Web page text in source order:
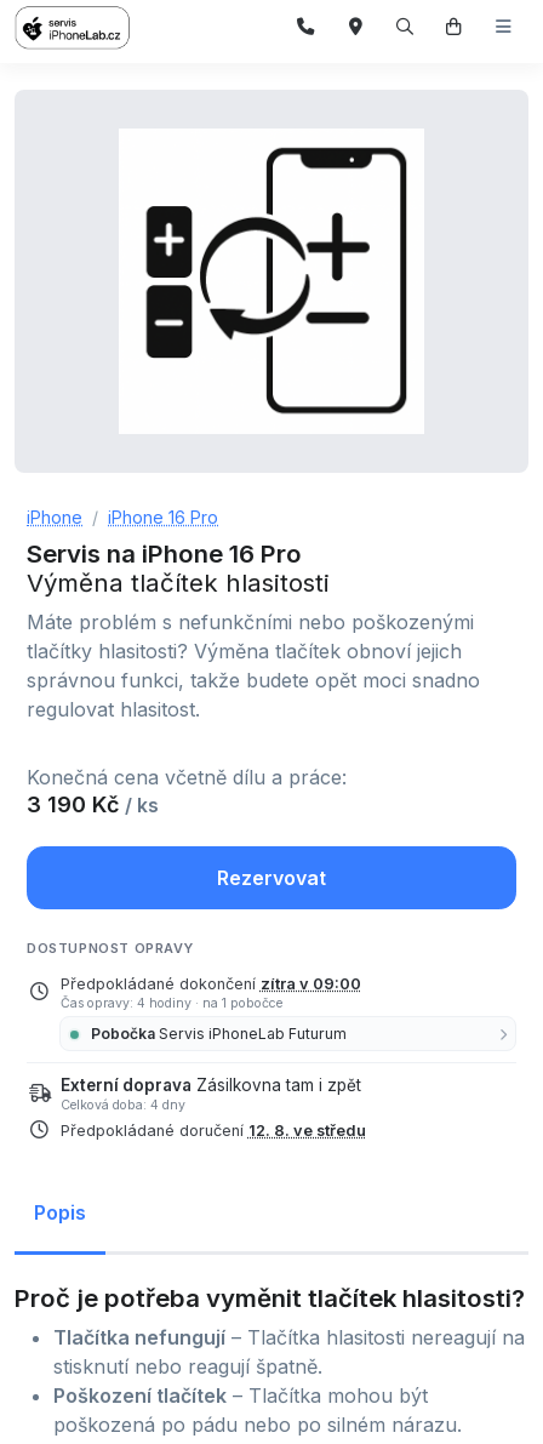
iPhone iPhone 16 Pro
Servis na iPhone 16 Pro
Výměna tlačítek hlasitosti
Máte problém s nefunkčními nebo poškozenými
tlačítky hlasitosti? Výměna tlačítek obnoví jejich
správnou funkci, takže budete opět moci snadno
regulovat hlasitost.
Konečná cena včetně dílu a práce:
3 190 Kč / ks
Rezervovat
DOSTUPNOST OPRAVY
Předpokládané dokončení zítra v 09:00
Čas opravy: 4 hodiny · na 1 pobočce
Pobočka Servis iPhoneLab Futurum
Externí doprava Zásilkovna tam i zpět
Celková doba: 4 dny
Předpokládané doručení 12. 8. ve středu
Popis
Proč je potřeba vyměnit tlačítek hlasitosti?
Tlačítka nefungují – Tlačítka hlasitosti nereagují na
stisknutí nebo reagují špatně.
Poškození tlačítek – Tlačítka mohou být
poškozená po pádu nebo po silném nárazu.